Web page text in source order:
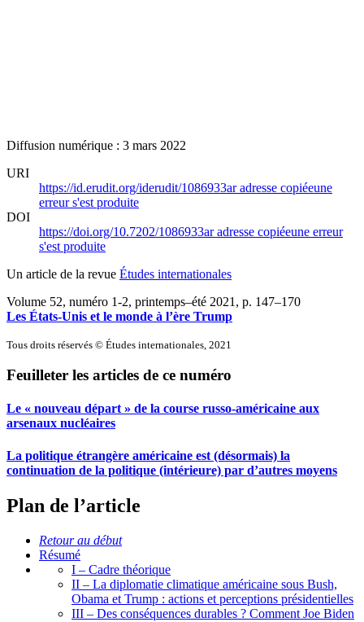
Diffusion numérique : 3 mars 2022
URI
https://id.erudit.org/iderudit/1086933aradresse copiéeune
erreur s'est produite
DOI
https://doi.org/10.7202/1086933aradresse copiéeune erreur
s'est produite
Un article de la revue Études internationales
Volume 52, numéro 1-2, printemps–été 2021 , p. 147–170
Les États-Unis et le monde à l’ère Trump
Tous droits réservés © Études internationales, 2021
Feuilleter les articles de ce numéro
Le « nouveau départ » de la course russo-américaine aux
arsenaux nucléaires
La politique étrangère américaine est (désormais) la
continuation de la politique (intérieure) par d’autres moyens
Plan de l’article
Retour au début
Résumé
I – Cadre théorique
II – La diplomatie climatique américaine sous Bush,
Obama et Trump : actions et perceptions présidentielles
III – Des conséquences durables ? Comment Joe Biden